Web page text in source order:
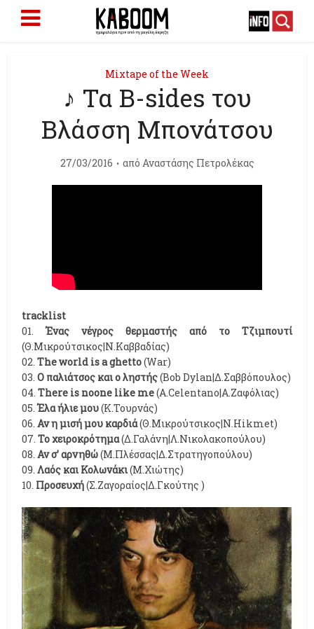
Mixtape of the Week
♪ Τα Β-sides του
Βλάσση Μπονάτσου
27/03/2016 από Αναστάσης Πετρολέκας
tracklist
01.Ένας νέγρος θερμαστής από το Τζιμπουτί
(Θ.Μικρούτσικος|Ν.Καββαδίας)
02.Τhe world is a ghetto(War)
03.Ο παλιάτσος και ο ληστής(Bob Dylan|Δ.Σαββόπουλος)
04.Τhere is noone like me(A.Celentano|Α.Ζαφόλιας)
05.Έλα ήλιε μου(Κ.Τουρνάς)
06.Αν η μισή μου καρδιά(Θ.Μικρούτσικος|Ν.Hikmet)
07. Το χειροκρότημα(Δ.Γαλάνη|Λ.Νικολακοπούλου)
08.Αν σ’ αρνηθώ(Μ.Πλέσσας|Δ.Στρατηγοπούλου)
09.Λαός και Κολωνάκι(Μ.Χιώτης)
10. Προσευχή(Σ.Ζαγοραίος|Δ.Γκούτης )